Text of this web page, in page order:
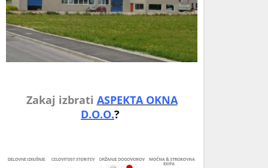
Zakaj izbrati ASPEKTA OKNA
D.O.O.?